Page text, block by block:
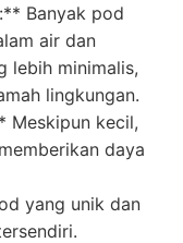
Banyak pod
air dan
lebih minimalis,
lingkungan.
Meskipun kecil,
daya
yang unik dan